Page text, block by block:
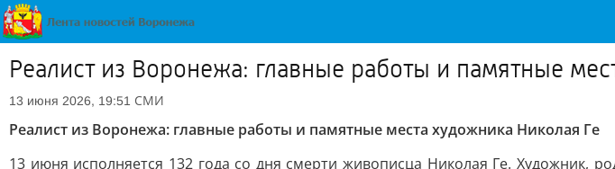
Реалист из Воронежа: главные работы и памятные
13 июня 2026, 19:51 СМИ
Реалист из Воронежа: главные работы и памятные места художника Николая Ге
13 июня исполняется 132 года со дня смерти живописца Николая Ге. Художник,